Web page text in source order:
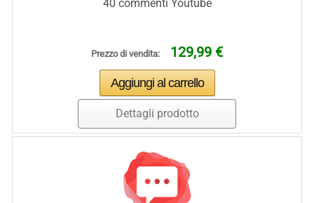
40 commenti Youtube
Prezzo di vendita: 129,99 €
Dettagli prodotto